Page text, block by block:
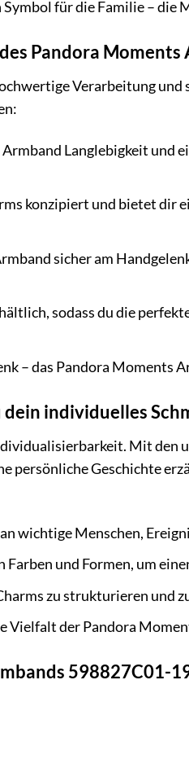
für die Familie – die
Pandora Moments
Verarbeitung und
Langlebigkeit und
konzipiert und bietet dir
sicher am
sodass du die
– das Pandora Moments
individuelles
Mit den
persönliche Geschichte
wichtige Menschen,
und Formen, um
zu strukturieren und
Vielfalt der Pandora
598827C01-